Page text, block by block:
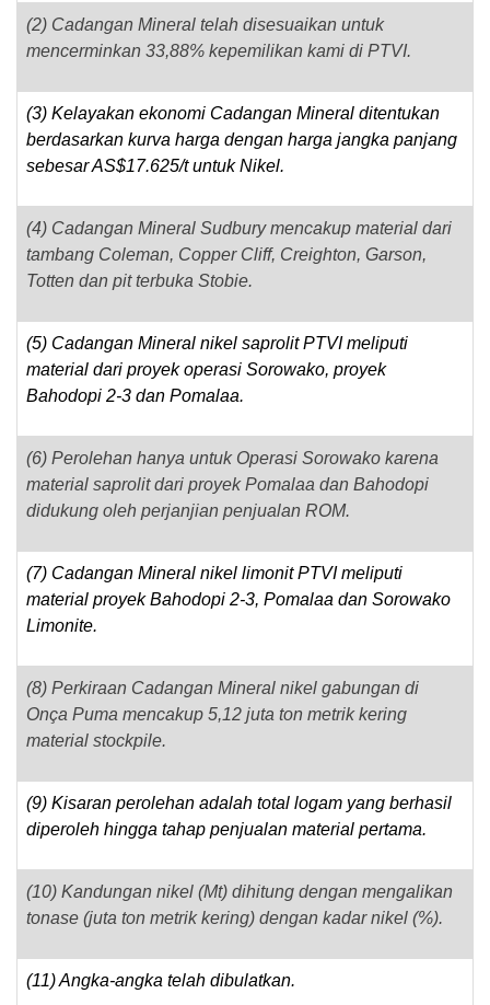
(2) Cadangan Mineral telah disesuaikan untuk
mencerminkan 33,88% kepemilikan kami di PTVI.
(3) Kelayakan ekonomi Cadangan Mineral ditentukan
berdasarkan kurva harga dengan harga jangka panjang
sebesar AS$17.625/t untuk Nikel.
(4) Cadangan Mineral Sudbury mencakup material dari
tambang Coleman, Copper Cliff, Creighton, Garson,
Totten dan pit terbuka Stobie.
(5) Cadangan Mineral nikel saprolit PTVI meliputi
material dari proyek operasi Sorowako, proyek
Bahodopi 2-3 dan Pomalaa.
(6) Perolehan hanya untuk Operasi Sorowako karena
material saprolit dari proyek Pomalaa dan Bahodopi
didukung oleh perjanjian penjualan ROM.
(7) Cadangan Mineral nikel limonit PTVI meliputi
material proyek Bahodopi 2-3, Pomalaa dan Sorowako
Limonite.
(8) Perkiraan Cadangan Mineral nikel gabungan di
Onça Puma mencakup 5,12 juta ton metrik kering
material stockpile.
(9) Kisaran perolehan adalah total logam yang berhasil
diperoleh hingga tahap penjualan material pertama.
(10) Kandungan nikel (Mt) dihitung dengan mengalikan
tonase (juta ton metrik kering) dengan kadar nikel (%).
(11) Angka-angka telah dibulatkan.